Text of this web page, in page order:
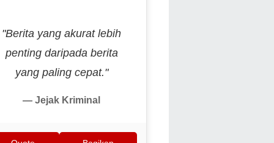
"Berita yang akurat lebih
penting daripada berita
yang paling cepat."
— Jejak Kriminal